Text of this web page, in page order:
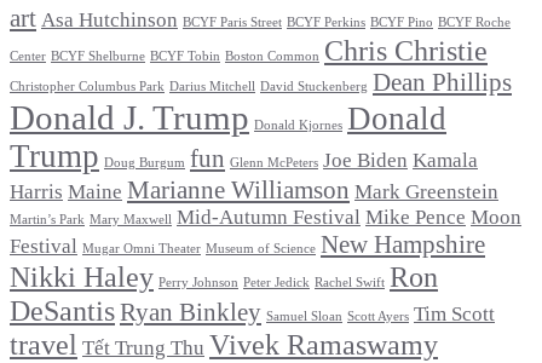
art Asa Hutchinson BCYF Paris Street BCYF Perkins BCYF Pino BCYF Roche
Center BCYF Shelburne BCYF Tobin Boston Common Chris Christie
Christopher Columbus Park Darius Mitchell David Stuckenberg Dean Phillips
Donald J. Trump Donald Kjornes Donald
Trump Doug Burgum fun Glenn McPeters Joe Biden Kamala
Harris Maine Marianne Williamson Mark Greenstein
Martin’s Park Mary Maxwell Mid-Autumn Festival Mike Pence Moon
Festival Mugar Omni Theater Museum of Science New Hampshire
Nikki Haley Perry Johnson Peter Jedick Rachel Swift Ron
DeSantisRyan Binkley Samuel Sloan Scott Ayers Tim Scott
travel Tết Trung Thu Vivek Ramaswamy